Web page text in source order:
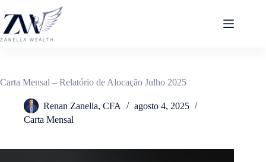
para
conteúdo
Carta Mensal – Relatório de Alocação Julho 2025
Renan Zanella, CFA
agosto 4, 2025
Carta Mensal